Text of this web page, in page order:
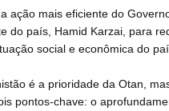
ação mais eficiente do
do país, Hamid Karzai, para
social e econômica do
é a prioridade da Otan,
pontos-chave: o